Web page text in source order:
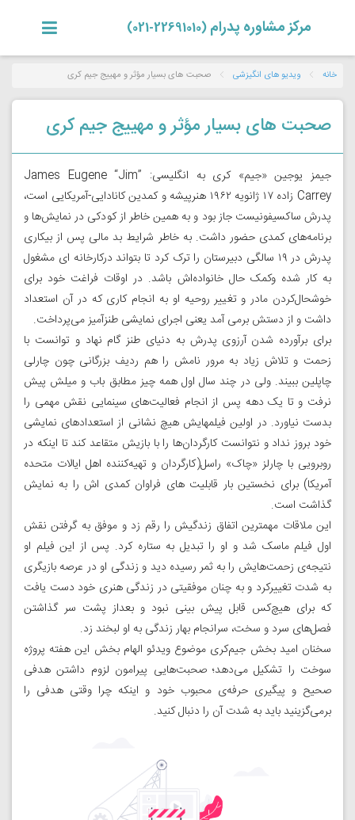
مرکز مشاوره پدرام (22691010-021)
خانه ویدیو های انگیزشی صحبت های بسیار مؤثر و مهییج جیم کری
صحبت های بسیار مؤثر و مهییج جیم کری
جیمز یوجین «جیم» کری به انگلیسی: James Eugene “Jim”
Carrey زاده ۱۷ ژانویه ۱۹۶۲ هنرپیشه و کمدین کانادایی-آمریکایی است،
پدرش ساکسیفونیست جاز بود و به همین خاطر از کودکی در نمایش‌‌ها و
برنامه‌‌های کمدی حضور داشت. به خاطر شرایط بد مالی پس از بیکاری
پدرش در ۱۹ سالگی دبیرستان را ترک کرد تا بتواند درکارخانه ای مشغول
به کار شده وکمک حال خانواده‌اش باشد. در اوقات فراغت خود برای
خوشحال‌کردن مادر و تغییر روحیه او به انجام کاری که در آن استعداد
داشت و از دستش برمی آمد یعنی اجرای نمایشی طنزآمیز می‌پرداخت.
برای برآورده شدن آرزوی پدرش به دنیای طنز گام نهاد و توانست با
زحمت و تلاش زیاد به مرور نامش را هم ردیف بزرگانی چون چارلی
چاپلین ببیند. ولی در چند سال اول همه چیز مطابق باب و میلش پیش
نرفت و تا یک دهه پس از انجام فعالیت‌‌های سینمایی نقش مهمی را
بدست نیاورد. در اولین فیلمهایش هیچ نشانی از استعدادهای نمایشی
خود بروز نداد و نتوانست کارگردان‌ها را با بازیش متقاعد کند تا اینکه در
روبرویی با چارلز «چاک» راسل(کارگردان و تهیه‌کننده اهل ایالات متحده
آمریکا) برای نخستین بار قابلیت‌ های فراوان کمدی‌ اش را به نمایش
گذاشت است.
این ملاقات مهمترین اتفاق زندگیش را رقم زد و موفق به گرفتن نقش
اول فیلم ماسک شد و او را تبدیل به ستاره کرد. پس از این فیلم او
نتیجه‌ی زحمت‌هایش را به ثمر رسیده دید و زندگی او در عرصه بازیگری
به شدت تغییرکرد و به چنان موفقیتی در زندگی هنری خود دست یافت
که برای هیچ‌کس قابل پیش بینی نبود و بعداز پشت سر گذاشتن
فصل‌های سرد و سخت، سرانجام بهار زندگی به او لبخند زد.
سخنان امید بخش جیم‌کری موضوع ویدئو الهام بخش این هفته پروژه
سوخت را تشکیل می‌دهد؛ صحبت‌هایی پیرامون لزوم داشتن هدفی
صحیح و پیگیری حرفه‌ی محبوب خود و اینکه چرا وقتی هدفی را
برمی‌گزینید باید به شدت آن را دنبال کنید.